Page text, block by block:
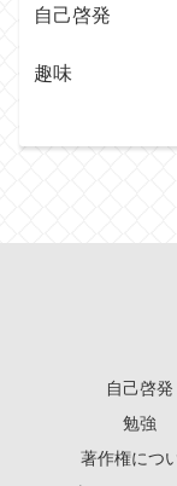
自己啓発
趣味
自己啓発
勉強
著作権につ